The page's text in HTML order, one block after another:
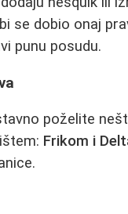
se dobio onaj
punu posudu.
poželite
Frikom i